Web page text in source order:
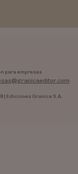
para empresas
| Ediciones Granica S.A.